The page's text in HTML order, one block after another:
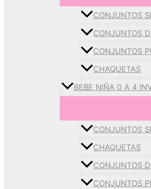
CONJUNTOS
CONJUNTOS
CONJUNTOS
CHAQUETAS
BEBE NIÑA 0 A 4
CONJUNTOS
CHAQUETAS
CONJUNTOS
CONJUNTOS